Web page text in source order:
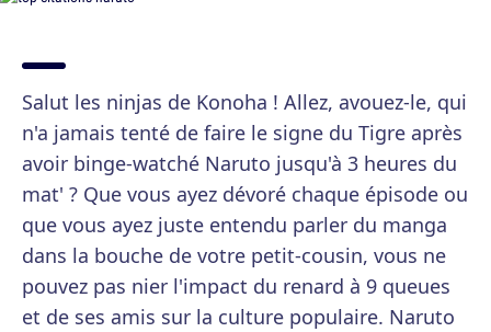
Salut les ninjas de Konoha ! Allez, avouez-le, qui
n'a jamais tenté de faire le signe du Tigre après
avoir binge-watché Naruto jusqu'à 3 heures du
mat' ? Que vous ayez dévoré chaque épisode ou
que vous ayez juste entendu parler du manga
dans la bouche de votre petit-cousin, vous ne
pouvez pas nier l'impact du renard à 9 queues
et de ses amis sur la culture populaire. Naruto